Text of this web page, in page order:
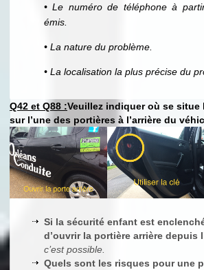
• Le numéro de téléphone à
émis.
• La nature du problème.
• La localisation la plus précise du
Q42 et Q88 :Veuillez indiquer où se situe
sur l’une des portières à l’arrière du
Si la sécurité enfant est
d’ouvrir la portière arrière depuis
c’est possible.
Quels sont les risques pour une